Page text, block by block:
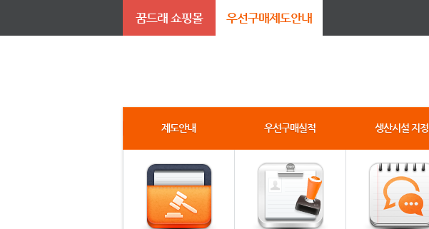
꿈드래 쇼핑몰 우선구매제도안내
제도안내 우선구매실적 생산시설 지정